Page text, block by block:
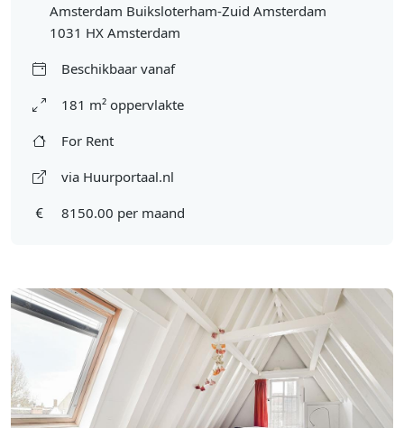
Amsterdam Buiksloterham-Zuid Amsterdam
1031 HX Amsterdam
Beschikbaar vanaf
181 m² oppervlakte
For Rent
via Huurportaal.nl
8150.00 per maand